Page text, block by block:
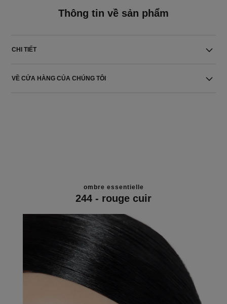
Thông tin về sản phẩm
CHI TIẾT
VỀ CỬA HÀNG CỦA CHÚNG TÔI
ombre essentielle
244 - rouge cuir